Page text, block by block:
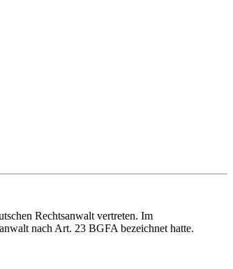
Rechtsanwalt vertreten. Im
nach Art. 23 BGFA bezeichnet hatte.